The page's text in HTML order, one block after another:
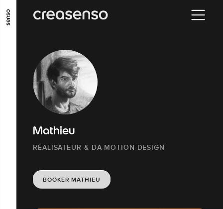
ALLER AU CONTENU PRINCIPAL
ALLER EN BAS DE PAGE
Mathieu
RÉALISATEUR & DA MOTION DESIGN
BOOKER MATHIEU